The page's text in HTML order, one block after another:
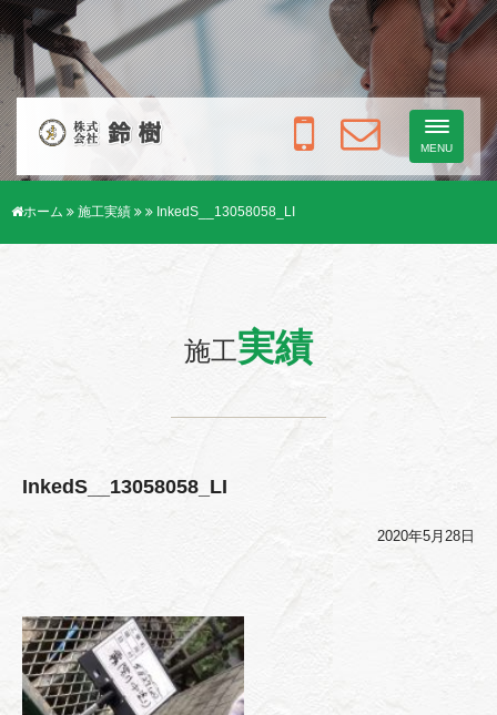
Toggle
MENU
ホーム 施工実績 InkedS__13058058_LI
施工実績
InkedS__13058058_LI
2020年5月28日